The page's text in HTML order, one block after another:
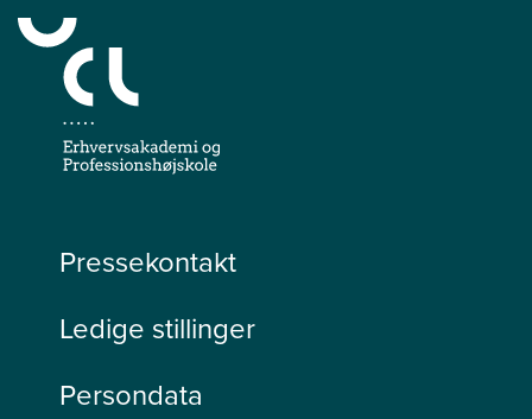
Pressekontakt
Ledige stillinger
Persondata